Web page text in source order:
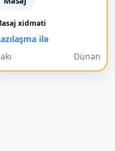
xidməti
ilə
Dünən